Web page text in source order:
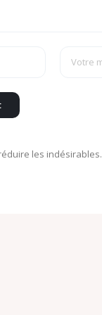
les indésirables.